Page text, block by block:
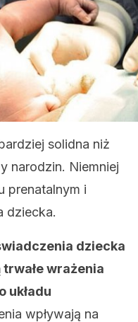
solidna niż
narodzin. Niemniej
prenatalnym i
dziecka.
dziecka
wrażenia
układu
wpływają na